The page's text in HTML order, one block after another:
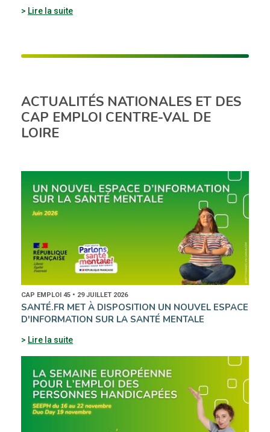
Lire la suite
ACTUALITÉS NATIONALES ET DES
CAP EMPLOI CENTRE-VAL DE
LOIRE
CAP EMPLOI 45 • 29 JUILLET 2026
SANTÉ.FR MET À DISPOSITION UN NOUVEL ESPACE
D'INFORMATION SUR LA SANTÉ MENTALE
Lire la suite